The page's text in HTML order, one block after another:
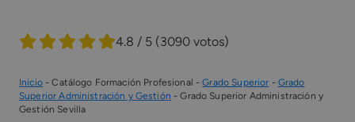
4.8 / 5 (3090 votos)
Inicio-Catálogo Formación Profesional -Grado Superior - Grado
Superior Administración y Gestión -Grado Superior Administración y
Gestión Sevilla